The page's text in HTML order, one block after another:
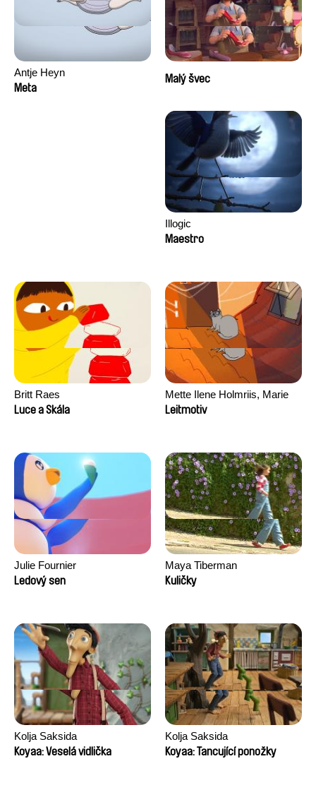
Antje Heyn
Meta
Malý švec
Illogic
Maestro
Britt Raes
Luce a Skála
Mette Ilene Holmriis, Marie
Jørgensen, Jeanette
Leitmotiv
Julie Fournier
Ledový sen
Maya Tiberman
Kuličky
Kolja Saksida
Koyaa: Veselá vidlička
Kolja Saksida
Koyaa: Tancující ponožky